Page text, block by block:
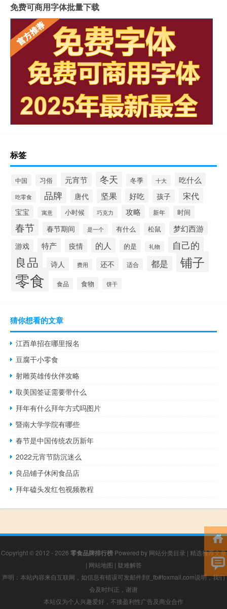
免费可商用字体批量下载
标签
中国 习俗 元宵节 冬天 冬季 十大 吃什么
吃零食 品牌 唐代 坚果 好吃 孩子 宋代
宝宝 寓意 小时候 巧克力 攻略 新年 时间
春节 春节期间 是一个 有什么 松鼠 梦幻西游
游戏 特产 疫情 的人 的是 礼物 自己的
良品 诗人 费用 还不 适合 都是 铺子
零食 食品 食物 饼干
猜你想看的文章
江西单招在哪里报名
豆腐干小零食
射雕英雄传伙伴攻略
取美国签证需要带什么
拜年有什么拜年方式吗图片
暨南大学学院有哪些
春节是中国传统农历新年
2022元宵节防沉迷么
良品铺子休闲食品店
拜年磕头发红包视频教程
Copyright © 2012 - 2026 零食品牌排行榜Powered by 网站分类目录 | 精选推荐文章
| 网站地图 | 疑难解答
声明：本站内容来自互联网，如信息有错误可发邮件到f_fb#foxmail.com说明，我们
会及时纠正，谢谢
本站仅为个人兴趣爱好，不接盈利性广告及商业合作